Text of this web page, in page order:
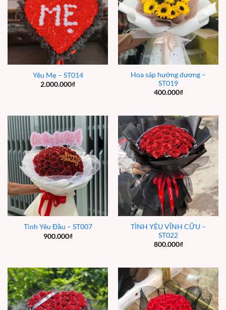
Yêu Mẹ – ST014
2.000.000₫
Hoa sáp hướng dương –
ST019
400.000₫
Tình Yêu Đầu – ST007
900.000₫
TÌNH YÊU VĨNH CỮU –
ST022
800.000₫